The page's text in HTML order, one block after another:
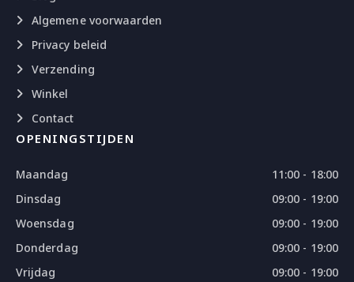
Algemene voorwaarden
Privacy beleid
Verzending
Winkel
Contact
OPENINGSTIJDEN
Maandag
11:00 - 18:00
Dinsdag
09:00 - 19:00
Woensdag
09:00 - 19:00
Donderdag
09:00 - 19:00
Vrijdag
09:00 - 19:00